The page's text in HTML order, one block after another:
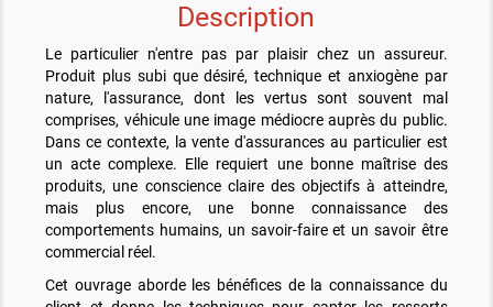
Description
Le particulier n'entre pas par plaisir chez un assureur.
Produit plus subi que désiré, technique et anxiogène par
nature, l'assurance, dont les vertus sont souvent mal
comprises, véhicule une image médiocre auprès du public.
Dans ce contexte, la vente d'assurances au particulier est
un acte complexe. Elle requiert une bonne maîtrise des
produits, une conscience claire des objectifs à atteindre,
mais plus encore, une bonne connaissance des
comportements humains, un savoir-faire et un savoir être
commercial réel.
Cet ouvrage aborde les bénéfices de la connaissance du